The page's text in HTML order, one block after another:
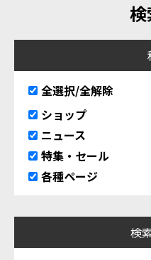
検
全選択/全解除
ショップ
ニュース
特集・セール
各種ページ
検